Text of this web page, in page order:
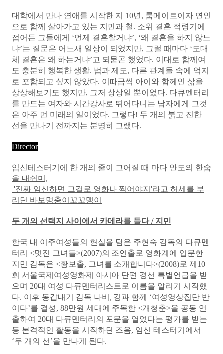
대학에서 만나 연애를 시작한 지 10년, 룸메이트이자 연인
으로 함께 살아가고 있는 지민과 철. 소위 결혼 적령기에
접어든 그들에게 ‘언제 결혼할거냐’, ‘왜 결혼을 하지 않느
냐’는 질문은 어느새 일상이 되었지만, 그럴 때마다 ‘도대
체 결혼은 왜 하는거냐’고 되묻곤 했었다. 이대로 함께여
도 충분히 행복한 생활. 법과 제도, 다른 관계들 속에 억지
로 포함되고 싶지 않았다. 이따금씩 아이와 함께인 삶을
상상해보기도 했지만, 그저 상상일 뿐이었다. 다큐멘터리
를 만드는 여자와 시간강사로 뛰어다니는 남자에게 그것
은 아주 먼 미래의 일이었다. 그렇다! 두 개의 붉고 진한
선을 만나기 전까지는 분명히 그랬다.
Director
임신테스터기에 한 개의 줄이 그어질 때 마다 안도의 한숨
을 내쉬며,
'진짜 임신하면 그걸로 영화나 찍어야지'라고 허세를 부
리던 바보멍충이꼬꼬맹이
두 개의 선택지 사이에서 카메라를 들다 / 지민
한국 내 이주여성들의 현실을 담은 주현숙 감독의 다큐멘
터리 <멋진 그녀들>(2007)의 조연출로 영화계에 입문한
지민 감독은 <황보출, 그녀를 소개합니다>(2008)로 제10
회 서울국제여성영화제 아시아 단편 경선 특별언급을 받
으며 20대 여성 다큐멘터리스트로 이름을 알리기 시작했
다. 이후 동갑내기 감독 나비, 깅과 함께 ‘여성영상집단 반
이다’를 결성, 88만원 세대에 주목한 <개청춘>을 공동 연
출하여 20대 다큐멘터리의 포문을 열었다는 평가를 받는
등 본격적인 활동을 시작하던 즈음, 임신 테스터기에서
‘두 개의 선’을 만나게 된다.